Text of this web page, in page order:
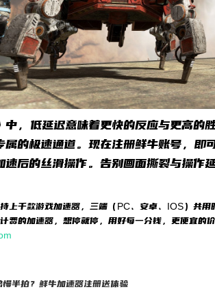
，低延迟意味着更快的反应与更高的
属的极速通道。现在注册鲜牛账号，即
速后的丝滑操作。告别画面撕裂与操作
上千款游戏加速器，三端（PC、安卓、IOS）共
费的加速器，想停就停，用好每一分钱，更便宜的
半拍？鲜牛加速器注册送体验